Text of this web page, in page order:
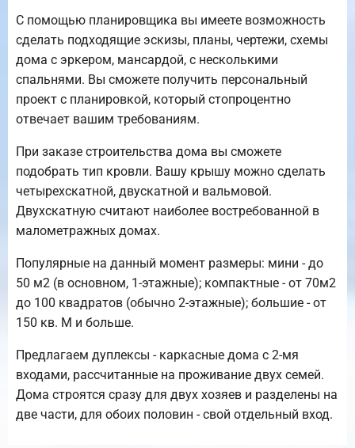
С помощью планировщика вы имеете возможность
сделать подходящие эскизы, планы, чертежи, схемы
дома с эркером, мансардой, с несколькими
спальнями. Вы сможете получить персональный
проект с планировкой, который стопроцентно
отвечает вашим требованиям.
При заказе строительства дома вы сможете
подобрать тип кровли. Вашу крышу можно сделать
четырехскатной, двускатной и вальмовой.
Двухскатную считают наиболее востребованной в
малометражных домах.
Популярные на данный момент размеры: мини - до
50 м2 (в основном, 1-этажные); компактные - от 70м2
до 100 квадратов (обычно 2-этажные); большие - от
150 кв. М и больше.
Предлагаем дуплексы - каркасные дома с 2-мя
входами, рассчитанные на проживание двух семей.
Дома строятся сразу для двух хозяев и разделены на
две части, для обоих половин - свой отдельный вход.